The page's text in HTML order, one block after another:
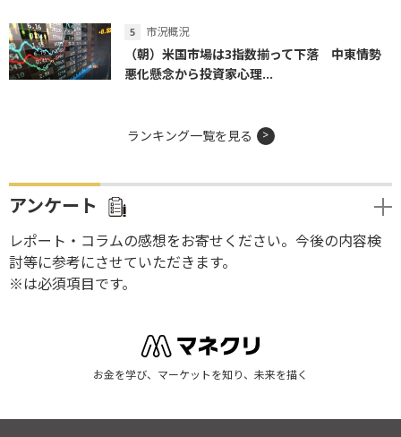
市況概況
（朝）米国市場は3指数揃って下落 中東情勢
悪化懸念から投資家心理...
ランキング一覧を見る
アンケート
レポート・コラムの感想をお寄せください。今後の内容検
討等に参考にさせていただきます。
※は必須項目です。
お金を学び、マーケットを知り、未来を描く